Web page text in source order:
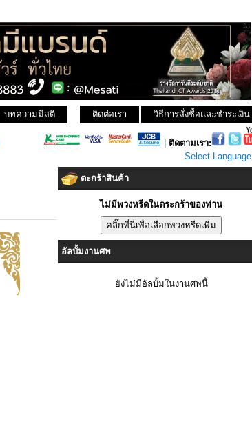
บทความมีสติ วิธีการสั่งซื้อและชำระเงิน
ติดต่อเรา
ติดตามเรา:
Select Language
ตะกร้าสินค้า
ไม่มีพวงหรีดในตระกร้าของท่าน
อัลบั้มงานศพ
ยังไม่มีอัลบั้มในงานศพนี้